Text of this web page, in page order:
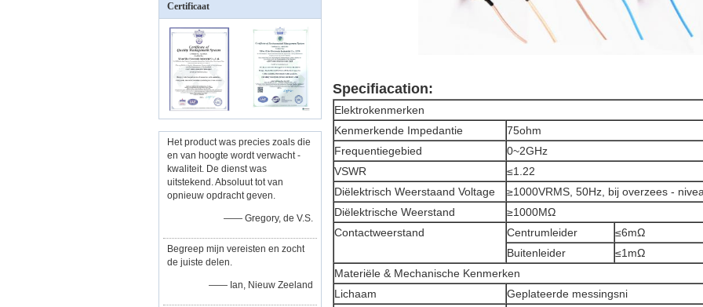
Certificaat
Het product was precies zoals die
en van hoogte wordt verwacht -
kwaliteit. De dienst was
uitstekend. Absoluut tot van
opnieuw opdracht geven.
—— Gregory, de V.S.
Begreep mijn vereisten en zocht
de juiste delen.
—— Ian, Nieuw Zeeland
Specifiacation:
Elektrokenmerken
Kenmerkende Impedantie
75ohm
Frequentiegebied
0~2GHz
VSWR
≤1.22
Diëlektrisch Weerstaand Voltage
≥1000VRMS, 50Hz, bij overzees -
Diëlektrische Weerstand
≥1000MΩ
Contactweerstand
Centrumleider
≤6mΩ
Buitenleider
≤1mΩ
Materiële & Mechanische Kenmerken
Lichaam
Geplateerde messingsni